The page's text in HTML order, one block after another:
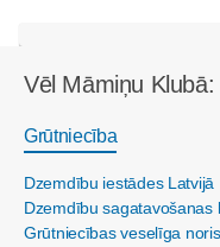
Vēl Māmiņu Klubā:
Grūtniecība
Dzemdību iestādes Latvijā
Dzemdību sagatavošanas
Grūtniecības veselīga